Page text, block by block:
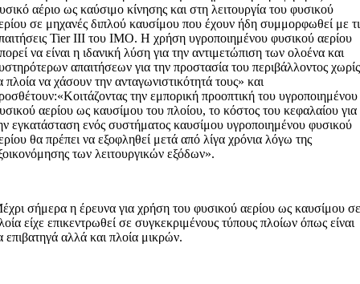
αέριο ως καύσιμο κίνησης και στη λειτουργία του φυσικού
σε μηχανές διπλού καυσίμου που έχουν ήδη συμμορφωθεί με
Tier III του ΙΜΟ. Η χρήση υγροποιημένου φυσικού αερίου
να είναι η ιδανική λύση για την αντιμετώπιση των ολοένα και
απαιτήσεων για την προστασία του περιβάλλοντος χωρίς
πλοία να χάσουν την ανταγωνιστικότητά τους» και
την εμπορική προοπτική του υγροποιημένου
αερίου ως καυσίμου του πλοίου, το κόστος του κεφαλαίου για
εγκατάσταση ενός συστήματος καυσίμου υγροποιημένου φυσικού
θα πρέπει να εξοφληθεί μετά από λίγα χρόνια λόγω της
των λειτουργικών εξόδων».
σήμερα η έρευνα για χρήση του φυσικού αερίου ως καυσίμου
είχε επικεντρωθεί σε συγκεκριμένους τύπους πλοίων όπως είναι
επιβατηγά αλλά και πλοία μικρών.